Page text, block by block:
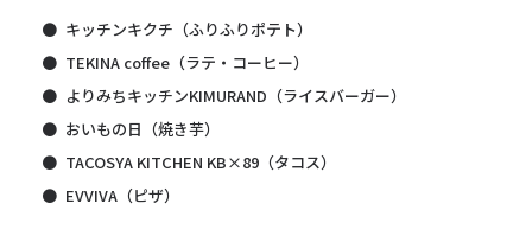
キッチンキクチ（ふりふりポテト）
TEKINA coffee（ラテ・コーヒー）
よりみちキッチンKIMURAND（ライスバーガー）
おいもの日（焼き芋）
TACOSYA KITCHEN KB×89（タコス）
EVVIVA（ピザ）